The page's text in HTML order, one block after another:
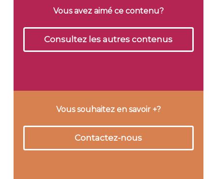
Vous avez aimé ce contenu?
Consultez les autres contenus
Vous souhaitez en savoir +?
Contactez-nous